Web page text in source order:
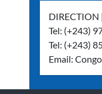
DIRECTION
Tel: (+243)
Tel: (+243)
Email: